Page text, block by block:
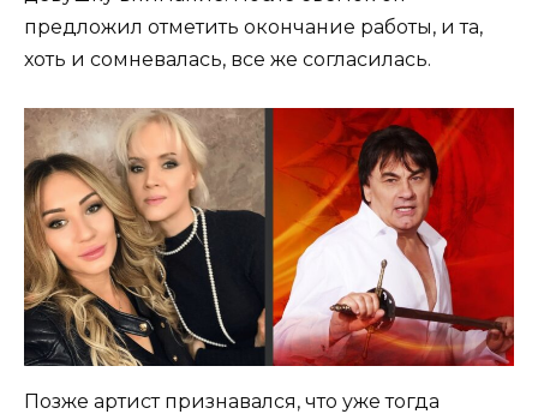
предложил отметить окончание работы, и та,
хоть и сомневалась, все же согласилась.
Позже артист признавался, что уже тогда